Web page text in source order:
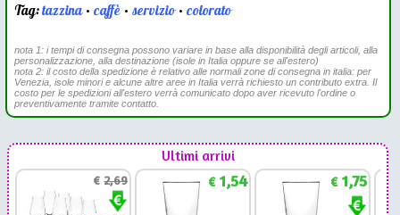
Tag:tazzina•caffè •servizio•colorato
nota 1: i tempi di consegna possono variare in base alla disponibilità degli articoli, alla
personalizzazione, alla destinazione (isole in Italia oppure se all'estero)
nota 2: il costo della spedizione è relativo alle normali zone di consegna in italia: per
Venezia, isole minori e alcune altre aree in Italia verrà richiesto un contributo extra. Il
costo per le spedizioni all'estero verrà comunicato dopo aver ricevuto l'ordine o
preventivamente tramite contatto.
Ultimi arrivi
€2,69 €1,54 €1,75